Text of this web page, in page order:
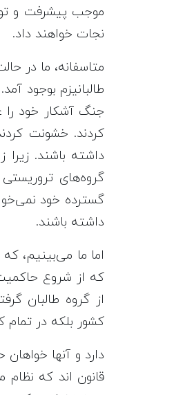
موجب پیشرفت و
نجات خواهند داد.
متاسفانه، ما در
جنگ آشکار خود را
کردند. خشونت
داشته باشند. زیرا
گروه‌های
گسترده خود
داشته باشند.
اما ما می‌بینیم،
که از شروع
از گروه طالبان
کشور بلکه در تمام
دارد و آنها
قانون اند که